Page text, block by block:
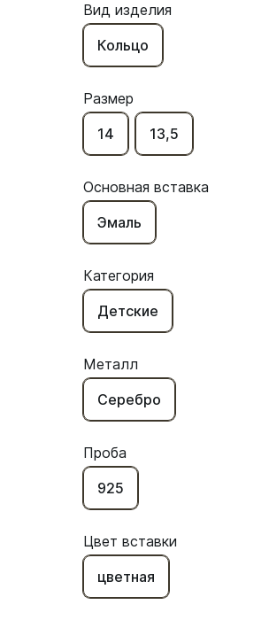
Вид изделия
Кольцо
Размер
14
13,5
Основная вставка
Эмаль
Категория
Детские
Металл
Серебро
Проба
925
Цвет вставки
цветная